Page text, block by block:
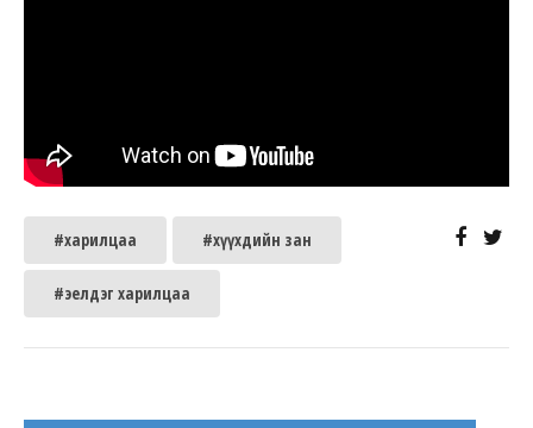
#харилцаа #хүүхдийн зан
#эелдэг харилцаа